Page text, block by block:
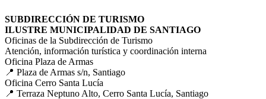
SUBDIRECCIÓN DE TURISMO
ILUSTRE MUNICIPALIDAD DE SANTIAGO
Oficinas de la Subdirección de Turismo
Atención, información turística y coordinación interna
Oficina Plaza de Armas
📍 Plaza de Armas s/n, Santiago
Oficina Cerro Santa Lucía
📍 Terraza Neptuno Alto, Cerro Santa Lucía, Santiago